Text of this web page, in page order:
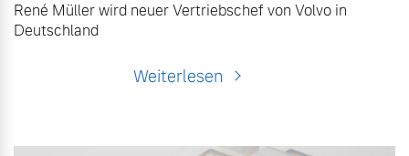
René Müller wird neuer Vertriebschef von Volvo in
Deutschland
Weiterlesen